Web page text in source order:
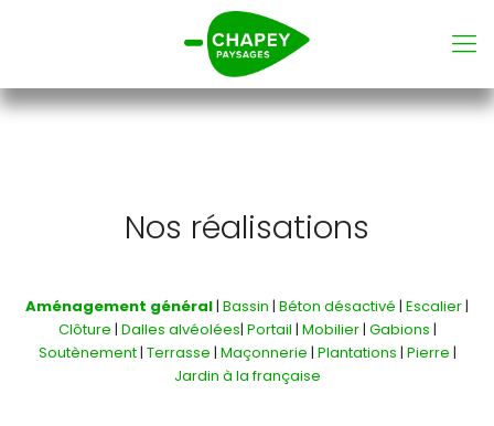
Nos réalisations
Aménagement général| Bassin | Béton désactivé | Escalier|
Clôture | Dalles alvéolées| Portail | Mobilier| Gabions |
Soutènement| Terrasse | Maçonnerie | Plantations | Pierre |
Jardin à la française